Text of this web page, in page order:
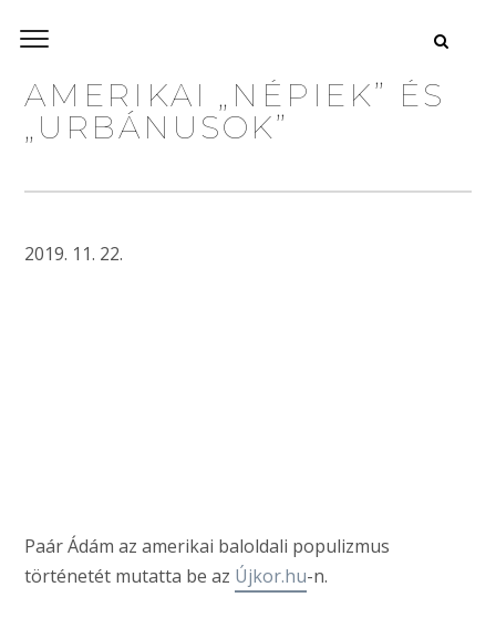
AMERIKAI „NÉPIEK” ÉS
„URBÁNUSOK”
2019. 11. 22.
Paár Ádám az amerikai baloldali populizmus
történetét mutatta be az Újkor.hu-n.